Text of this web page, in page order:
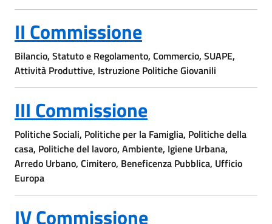
II Commissione
Bilancio, Statuto e Regolamento, Commercio, SUAPE,
Attività Produttive, Istruzione Politiche Giovanili
III Commissione
Politiche Sociali, Politiche per la Famiglia, Politiche della
casa, Politiche del lavoro, Ambiente, Igiene Urbana,
Arredo Urbano, Cimitero, Beneficenza Pubblica, Ufficio
Europa
IV Commissione